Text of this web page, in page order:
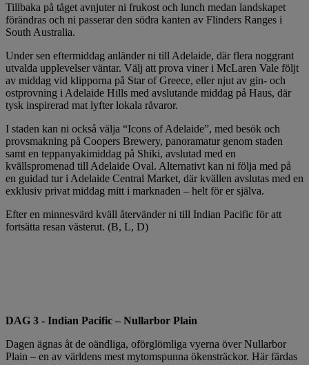
Tillbaka på tåget avnjuter ni frukost och lunch medan landskapet
förändras och ni passerar den södra kanten av Flinders Ranges i
South Australia.
Under sen eftermiddag anländer ni till Adelaide, där flera noggrant
utvalda upplevelser väntar. Välj att prova viner i McLaren Vale följt
av middag vid klipporna på Star of Greece, eller njut av gin- och
ostprovning i Adelaide Hills med avslutande middag på Haus, där
tysk inspirerad mat lyfter lokala råvaror.
I staden kan ni också välja “Icons of Adelaide”, med besök och
provsmakning på Coopers Brewery, panoramatur genom staden
samt en teppanyakimiddag på Shiki, avslutad med en
kvällspromenad till Adelaide Oval. Alternativt kan ni följa med på
en guidad tur i Adelaide Central Market, där kvällen avslutas med en
exklusiv privat middag mitt i marknaden – helt för er själva.
Efter en minnesvärd kväll återvänder ni till Indian Pacific för att
fortsätta resan västerut. (B, L, D)
DAG 3 - Indian Pacific – Nullarbor Plain
Dagen ägnas åt de oändliga, oförglömliga vyerna över Nullarbor
Plain – en av världens mest mytomspunna ökensträckor. Här färdas